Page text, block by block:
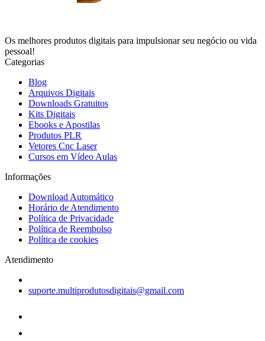
Os melhores produtos digitais para impulsionar seu negócio ou vida
pessoal!
Categorias
Blog
Arquivos Digitais
Downloads Gratuitos
Kits Digitais
Ebooks e Apostilas
Produtos PLR
Vetores Cnc Laser
Cursos em Vídeo Aulas
Informações
Download Automático
Horário de Atendimento
Política de Privacidade
Política de Reembolso
Política de cookies
Atendimento
suporte.multiprodutosdigitais@gmail.com